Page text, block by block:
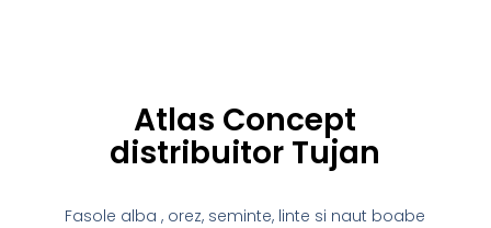
Atlas Concept
distribuitor Tujan
Fasole alba , orez, seminte, linte si naut boabe